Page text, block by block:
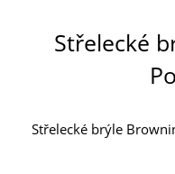
Střelecké
Střelecké brýle